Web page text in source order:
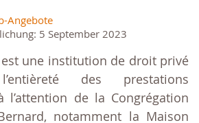
Angebote
5 September 2023
une institution de droit privé
des prestations
l’attention de la Congrégation
notamment la Maison